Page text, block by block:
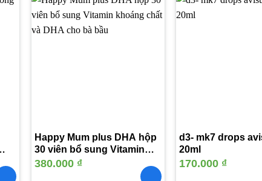
Happy Mum plus DHA hộp
30 viên bổ sung Vitamin
khoáng chất và DHA cho
380.000 ₫
d3- mk7 drops
20ml
170.000 ₫